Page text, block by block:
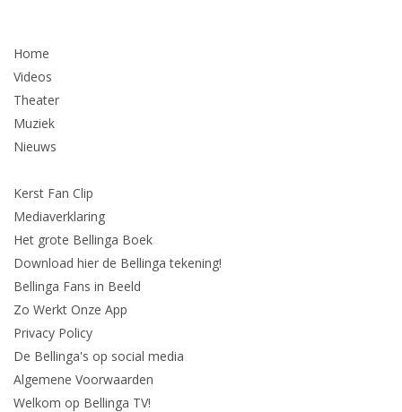
Home
Videos
Theater
Muziek
Nieuws
Kerst Fan Clip
Mediaverklaring
Het grote Bellinga Boek
Download hier de Bellinga tekening!
Bellinga Fans in Beeld
Zo Werkt Onze App
Privacy Policy
De Bellinga's op social media
Algemene Voorwaarden
Welkom op Bellinga TV!